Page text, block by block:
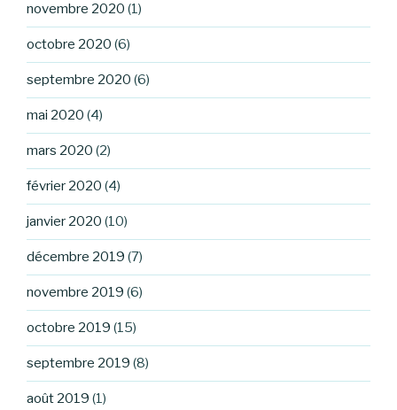
novembre 2020 (1)
octobre 2020 (6)
septembre 2020 (6)
mai 2020 (4)
mars 2020 (2)
février 2020 (4)
janvier 2020 (10)
décembre 2019 (7)
novembre 2019 (6)
octobre 2019 (15)
septembre 2019 (8)
août 2019 (1)